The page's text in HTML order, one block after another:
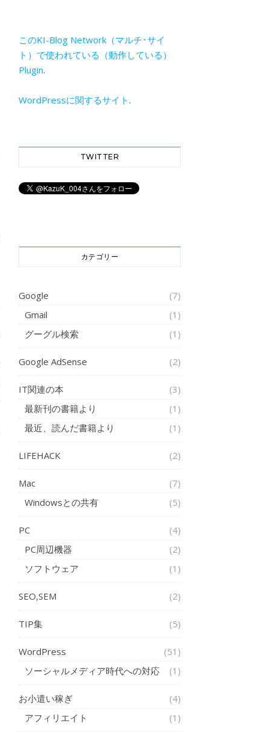
このKI-Blog Network（マルチ･サイ
ト）で使われている（動作している）
Plugin.
WordPressに関するサイト.
TWITTER
カテゴリー
Google
(7)
Gmail
(1)
グーグル検索
(1)
Google AdSense (2)
IT関連の本
(3)
最新刊の書籍より
(1)
最近、読んだ書籍より
(1)
LIFEHACK (2)
Mac
(7)
Windowsとの共有
(5)
PC
(4)
PC周辺機器
(2)
ソフトウェア
(1)
SEO,SEM (2)
TIP集 (5)
WordPress
(51)
ソーシャルメディア時代への対応
(1)
お小遣い稼ぎ
(4)
アフィリエイト
(1)